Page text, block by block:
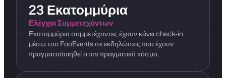
23 Εκατομμύρια
Ελέγχοι Συμμετεχόντων
Εκατομμύρια συμμετέχοντες έχουν κάνει check-in
μέσω του FooEvents σε εκδηλώσεις που έχουν
πραγματοποιηθεί στον πραγματικό κόσμο.